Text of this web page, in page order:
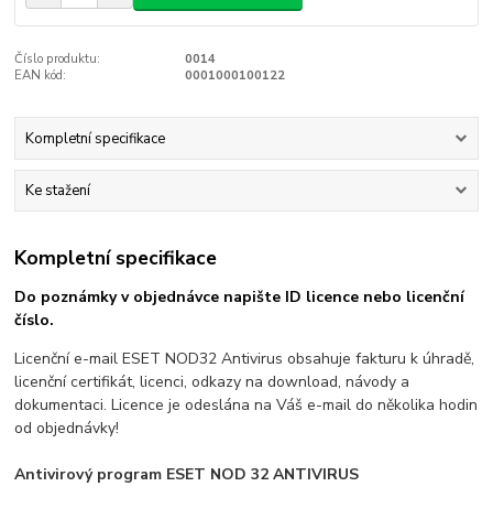
Číslo produktu:
0014
EAN kód:
0001000100122
Kompletní specifikace
Ke stažení
Kompletní specifikace
Do poznámky v objednávce napište ID licence nebo licenční
číslo.
Licenční e-mail ESET NOD32 Antivirus obsahuje fakturu k úhradě,
licenční certifikát, licenci, odkazy na download, návody a
dokumentaci. Licence je odeslána na Váš e-mail do několika hodin
od objednávky!
Antivirový program ESET NOD 32 ANTIVIRUS